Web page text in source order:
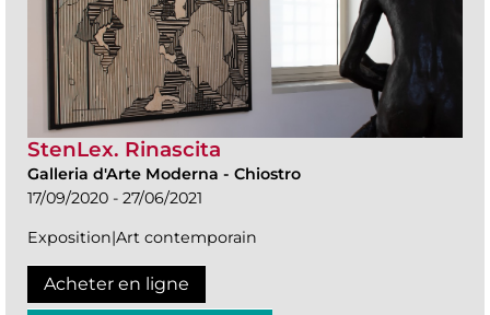
StenLex. Rinascita
Galleria d'Arte Moderna - Chiostro
17/09/2020 - 27/06/2021
Exposition|Art contemporain
Acheter en ligne